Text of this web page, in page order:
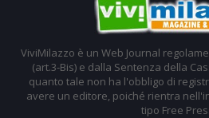
ViviMilazzo è un Web Journal
(art.3-Bis) e dalla Sentenza della
quanto tale non ha l'obbligo di
avere un editore, poiché rientra
tipo Free